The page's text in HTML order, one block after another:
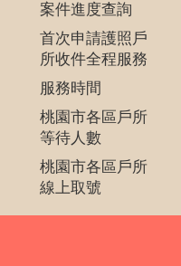
案件進度查詢
首次申請護照戶
所收件全程服務
服務時間
桃園市各區戶所
等待人數
桃園市各區戶所
線上取號